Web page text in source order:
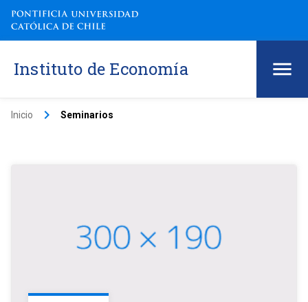
Instituto de Economía
Inicio keyboard_arrow_right Seminarios